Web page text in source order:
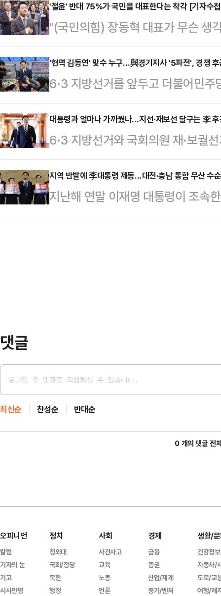
파괴를 좌시하지 않겠다고 천명했
린 최고위원회의에서 "이재명 정권
미군의 서해 공중 훈련과 관련해 중
사령관이 사과했단 가짜 뉴스까지
의 심야 브리핑으로 그 실체가 드러
미군사령관은 24일 입장문을 내…
'절윤' 반대 75%가 국민을 대표한다는 착각 [기자수
"(국민의힘) 장동혁 대표가 무슨 생
국회에서 당 안팎 인사들을 만나면
미니 총선급 규모로 커질 가능성이
아닌 '강성 지지층'으로 더욱 깊이
게 만들다 못해 한숨을 자아내고 있
표의 기자회견은 정점을 찍었다. 사
'윤어게인' 기조를 분명히 하면서
해…
'현역 김동연' 맞수 누구…與경기지사 '5파전', 경쟁 후
6·3 지방선거를 앞두고 더불어민
관심이 쏠리는 가운데, 경기도 민심
는 모양새다. 선거를 앞두고 실시되
할을 하는데, 이른바 '설 명절 밥상
지사가 경쟁자들을 압도하는 결과
지방선거를 100여일 앞두고 실시
는 모든 조사에서 민주당 차기 경기
조사에선 오…
대통령과 얼마나 가까웠나…지선·재보선 달구는 李
6·3 지방선거와 국회의원 재·보궐
중심으로 빠르게 재정렬되는 양상
화두는 '대통령과의 직접적인 접점'
넘어 이 대통령과 얼마나 가까이에
이나 이른바 '샤라웃'(shout out)을
지역 반발에 李대통령 제동…대전·충남 통합 무산 수
지난해 연말 이재명 대통령이 조속
충남 행정통합이 암초를 만났다. 시
댓글
최신순 찬성순 반대순
0 개의 댓글 전
오피니언
칼럼
기자의 눈
기고
시사만평
정치
청와대
국회/정당
북한
행정
사회
사건사고
교육
노동
언론
경제
금융
증권
산업/재계
중기/벤처
생활/
건강정보
자동차/
도로/교
여행/레